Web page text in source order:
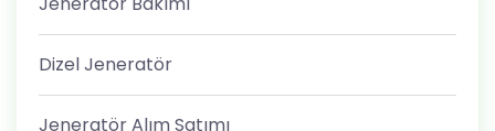
Dizel Jeneratör
Jeneratör Alım Satımı